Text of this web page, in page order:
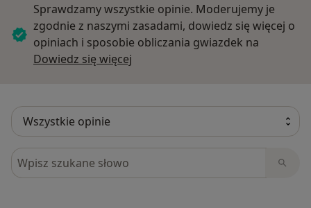
Sprawdzamy wszystkie opinie. Moderujemy je
zgodnie z naszymi zasadami, dowiedz się więcej o
opiniach i sposobie obliczania gwiazdek na
Dowiedz się więcej
Szukaj w opiniach